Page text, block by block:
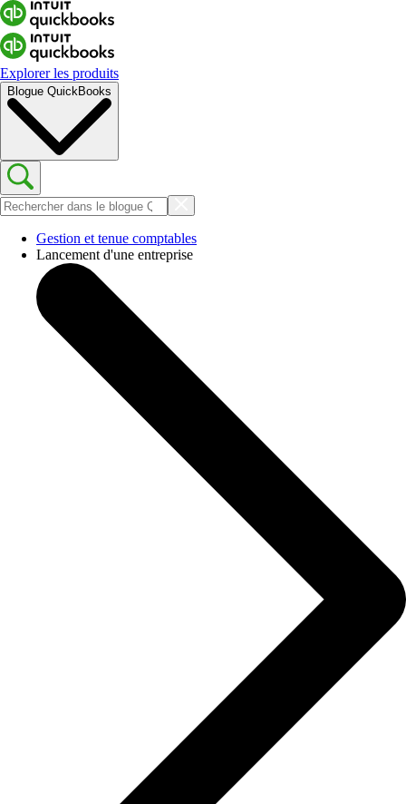
Explorer les produits
Blogue QuickBooks
Gestion et tenue comptables
Lancement d'une entreprise